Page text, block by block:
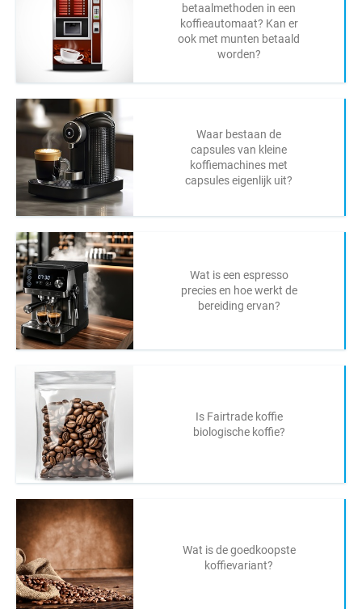
betaalmethoden in een
koffieautomaat? Kan er
ook met munten betaald
worden?
Waar bestaan de
capsules van kleine
koffiemachines met
capsules eigenlijk uit?
Wat is een espresso
precies en hoe werkt de
bereiding ervan?
Is Fairtrade koffie
biologische koffie?
Wat is de goedkoopste
koffievariant?